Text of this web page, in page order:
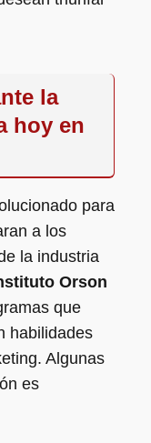
la
hoy en
para
a los
la industria
Orson
que
habilidades
Algunas
es